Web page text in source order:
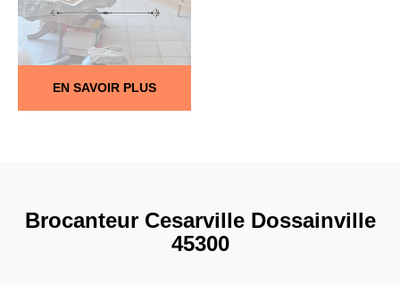
EN SAVOIR PLUS
Brocanteur Cesarville Dossainville
45300